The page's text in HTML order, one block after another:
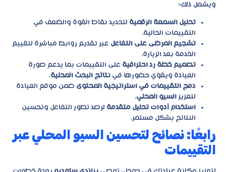
ويشمل ذلك:
تحليل السمعة الرقمية لتحديد نقاط القوة والضعف في
التقييمات الحالية.
تشجيع المرضى على التفاعل عبر تقديم روابط مباشرة لتقييم
الخدمة بعد الزيارة.
تصميم خطة رد احترافية على التقييمات بما يدعم صورة
العيادة ويقوّي حضورها في نتائج البحث المحلية.
دمج التقييمات في استراتيجية المحتوى ضمن موقع العيادة
لتعزيز السيو المحلي.
استخدام أدوات تحليل متقدمة لرصد تطور التفاعل وتحسين
النتائج بشكل مستمر.
رابعًا: نصائح لتحسين السيو المحلي عبر
التقييمات